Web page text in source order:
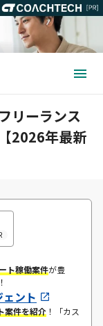
リーランス
2026年最新
ト稼働案件が豊
ント
案件を紹介 ！​「​カス